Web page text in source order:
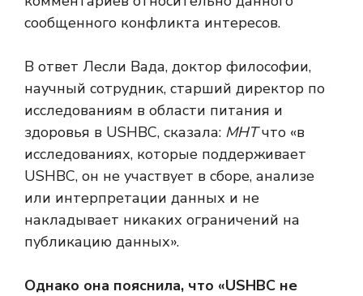
сообщенного конфликта интересов.
В ответ Лесли Вада, доктор философии,
научный сотрудник, старший директор по
исследованиям в области питания и
здоровья в USHBC, сказала: МНТчто «в
исследованиях, которые поддерживает
USHBC, он не участвует в сборе, анализе
или интерпретации данных и не
накладывает никаких ограничений на
публикацию данных».
Однако она пояснила, что «USHBC не